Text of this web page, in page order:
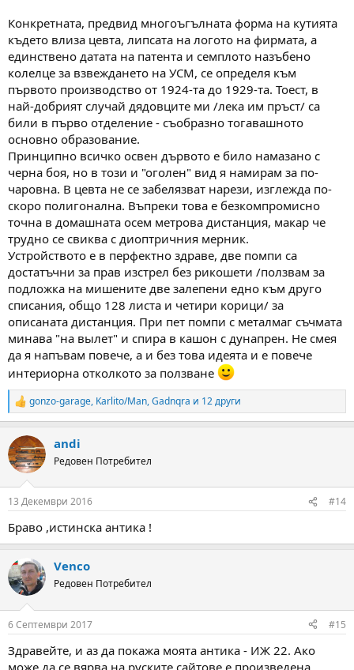
Конкретната, предвид многоъгълната форма на кутията
където влиза цевта, липсата на логото на фирмата, а
единствено датата на патента и семплото назъбено
колелце за взвеждането на УСМ, се определя към
първото производство от 1924-та до 1929-та. Тоест, в
най-добрият случай дядовците ми /лека им пръст/ са
били в първо отделение - съобразно тогавашното
основно образование.
Принципно всичко освен дървото е било намазано с
черна боя, но в този и "оголен" вид я намирам за по-
чаровна. В цевта не се забелязват нарези, изглежда по-
скоро полигонална. Въпреки това е безкомпромисно
точна в домашната осем метрова дистанция, макар че
трудно се свиква с диоптричния мерник.
Устройството е в перфектно здраве, две помпи са
достатъчни за прав изстрел без рикошети /ползвам за
подложка на мишените две залепени едно към друго
списания, общо 128 листа и четири корици/ за
описаната дистанция. При пет помпи с металмаг съчмата
минава "на вылет" и спира в кашон с дунапрен. Не смея
да я напъвам повече, а и без това идеята и е повече
интериорна отколкото за ползване
R
e
c
t
i
s
gonzo-garage, Karlito/Man,Gadnqra и 12 други
andi
Редовен Потребител
13 Декември 2016 #14
Браво ,истинска антика !
Venco
Редовен Потребител
6 Септември 2017 #15
Здравейте, и аз да покажа моята антика - ИЖ 22. Ако
може да се вярва на руските сайтове е произведена